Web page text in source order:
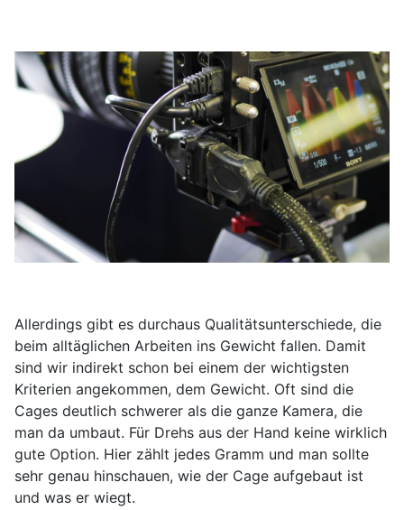
Allerdings gibt es durchaus Qualitätsunterschiede, die
beim alltäglichen Arbeiten ins Gewicht fallen. Damit
sind wir indirekt schon bei einem der wichtigsten
Kriterien angekommen, dem Gewicht. Oft sind die
Cages deutlich schwerer als die ganze Kamera, die
man da umbaut. Für Drehs aus der Hand keine wirklich
gute Option. Hier zählt jedes Gramm und man sollte
sehr genau hinschauen, wie der Cage aufgebaut ist
und was er wiegt.